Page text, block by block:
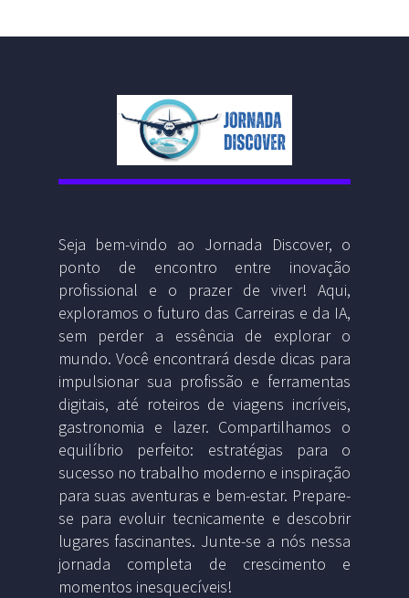
Seja bem-vindo ao Jornada Discover, o
ponto de encontro entre inovação
profissional e o prazer de viver! Aqui,
exploramos o futuro das Carreiras e da IA,
sem perder a essência de explorar o
mundo. Você encontrará desde dicas para
impulsionar sua profissão e ferramentas
digitais, até roteiros de viagens incríveis,
gastronomia e lazer. Compartilhamos o
equilíbrio perfeito: estratégias para o
sucesso no trabalho moderno e inspiração
para suas aventuras e bem-estar. Prepare-
se para evoluir tecnicamente e descobrir
lugares fascinantes. Junte-se a nós nessa
jornada completa de crescimento e
momentos inesquecíveis!